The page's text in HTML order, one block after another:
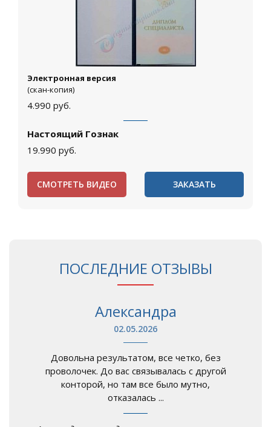
Электронная версия
(скан-копия)
4.990 руб.
Настоящий Гознак
19.990 руб.
СМОТРЕТЬ ВИДЕО ЗАКАЗАТЬ
ПОСЛЕДНИЕ ОТЗЫВЫ
Александра
02.05.2026
Довольна результатом, все четко, без
проволочек. До вас связывалась с другой
конторой, но там все было мутно,
отказалась ...